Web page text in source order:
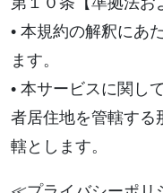
• 本規約の解釈にあ
ます。
• 本サービスに関し
者居住地を管轄する
轄とします。